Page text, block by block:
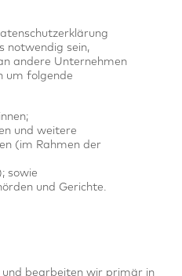
notwendig sein,
andere Unternehmen
um folgende
und weitere
(im Rahmen der
sowie
und Gerichte.
und bearbeiten wir primär in